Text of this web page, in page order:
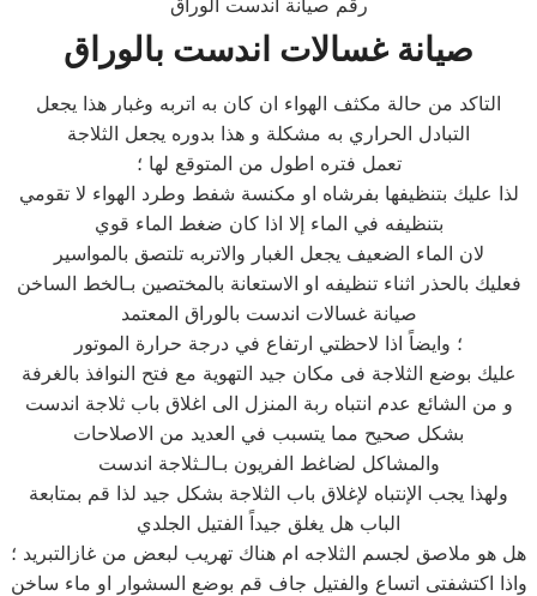
رقم صيانة اندست الوراق
صيانة غسالات اندست بالوراق
التاكد من حالة مكثف الهواء ان كان به اتربه وغبار هذا يجعل
التبادل الحراري به مشكلة و هذا بدوره يجعل الثلاجة
تعمل فتره اطول من المتوقع لها ؛
لذا عليك بتنظيفها بفرشاه او مكنسة شفط وطرد الهواء لا تقومي
بتنظيفه في الماء إلا اذا كان ضغط الماء قوي
لان الماء الضعيف يجعل الغبار والاتربه تلتصق بالمواسير
فعليك بالحذر اثناء تنظيفه او الاستعانة بالمختصين بـالخط الساخن
صيانة غسالات اندست بالوراق المعتمد
؛ وايضاً اذا لاحظتي ارتفاع في درجة حرارة الموتور
عليك بوضع الثلاجة فى مكان جيد التهوية مع فتح النوافذ بالغرفة
و من الشائع عدم انتباه ربة المنزل الى اغلاق باب ثلاجة اندست
بشكل صحيح مما يتسبب في العديد من الاصلاحات
والمشاكل لضاغط الفريون بـالـثلاجة اندست
ولهذا يجب الإنتباه لإغلاق باب الثلاجة بشكل جيد لذا قم بمتابعة
الباب هل يغلق جيداً الفتيل الجلدي
هل هو ملاصق لجسم الثلاجه ام هناك تهريب لبعض من غازالتبريد ؛
واذا اكتشفتى اتساع والفتيل جاف قم بوضع السشوار او ماء ساخن